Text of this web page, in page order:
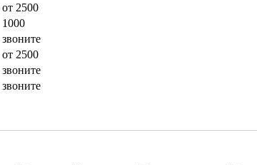
от 2500
1000
звоните
от 2500
звоните
звоните